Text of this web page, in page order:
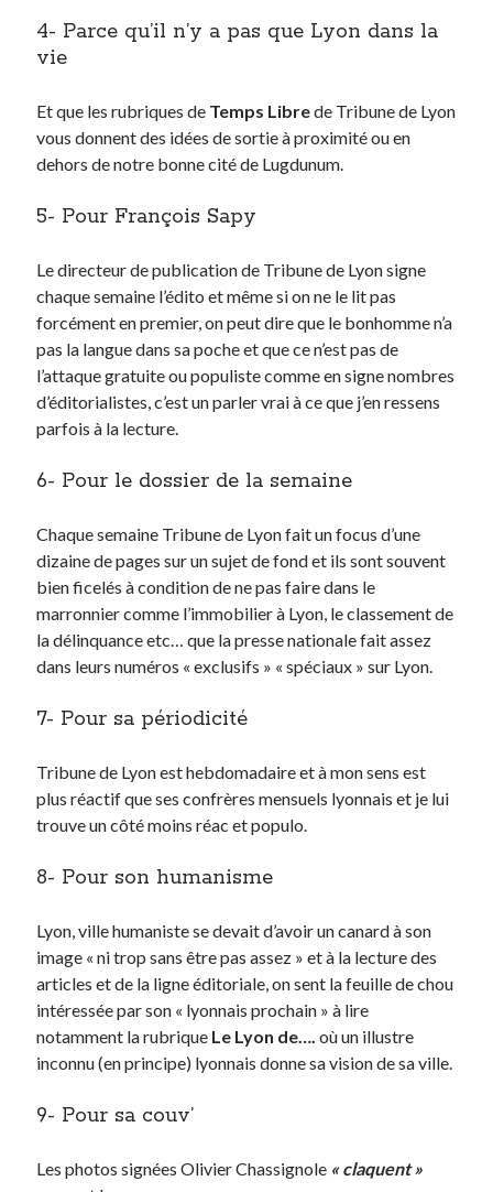
Lyon
Lyon à Livre Ouvert
Non classé
Parole de Follower
Patchwork
Post inutile
Sons
Sorties cuculturelles
Tavukoi
Vidéos
4- Parce qu’il n’y a pas que Lyon dans la
vie
Et que les rubriques de Temps Librede Tribune de Lyon
vous donnent des idées de sortie à proximité ou en
dehors de notre bonne cité de Lugdunum.
5- Pour François Sapy
Le directeur de publication de Tribune de Lyon signe
chaque semaine l’édito et même si on ne le lit pas
forcément en premier, on peut dire que le bonhomme n’a
pas la langue dans sa poche et que ce n’est pas de
l’attaque gratuite ou populiste comme en signe nombres
d’éditorialistes, c’est un parler vrai à ce que j’en ressens
parfois à la lecture.
6- Pour le dossier de la semaine
Chaque semaine Tribune de Lyon fait un focus d’une
dizaine de pages sur un sujet de fond et ils sont souvent
bien ficelés à condition de ne pas faire dans le
marronnier comme l’immobilier à Lyon, le classement de
la délinquance etc… que la presse nationale fait assez
dans leurs numéros « exclusifs » « spéciaux » sur Lyon.
7- Pour sa périodicité
Tribune de Lyon est hebdomadaire et à mon sens est
plus réactif que ses confrères mensuels lyonnais et je lui
trouve un côté moins réac et populo.
8- Pour son humanisme
Lyon, ville humaniste se devait d’avoir un canard à son
image « ni trop sans être pas assez » et à la lecture des
articles et de la ligne éditoriale, on sent la feuille de chou
intéressée par son « lyonnais prochain » à lire
notamment la rubrique Le Lyon de…. où un illustre
inconnu (en principe) lyonnais donne sa vision de sa ville.
9- Pour sa couv’
Les photos signées Olivier Chassignole « claquent »